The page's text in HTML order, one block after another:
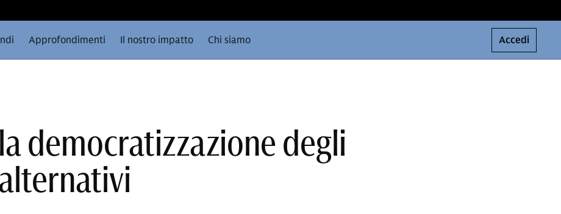
Approfondimenti Il nostro impatto Chi siamo Accedi
democratizzazione degli